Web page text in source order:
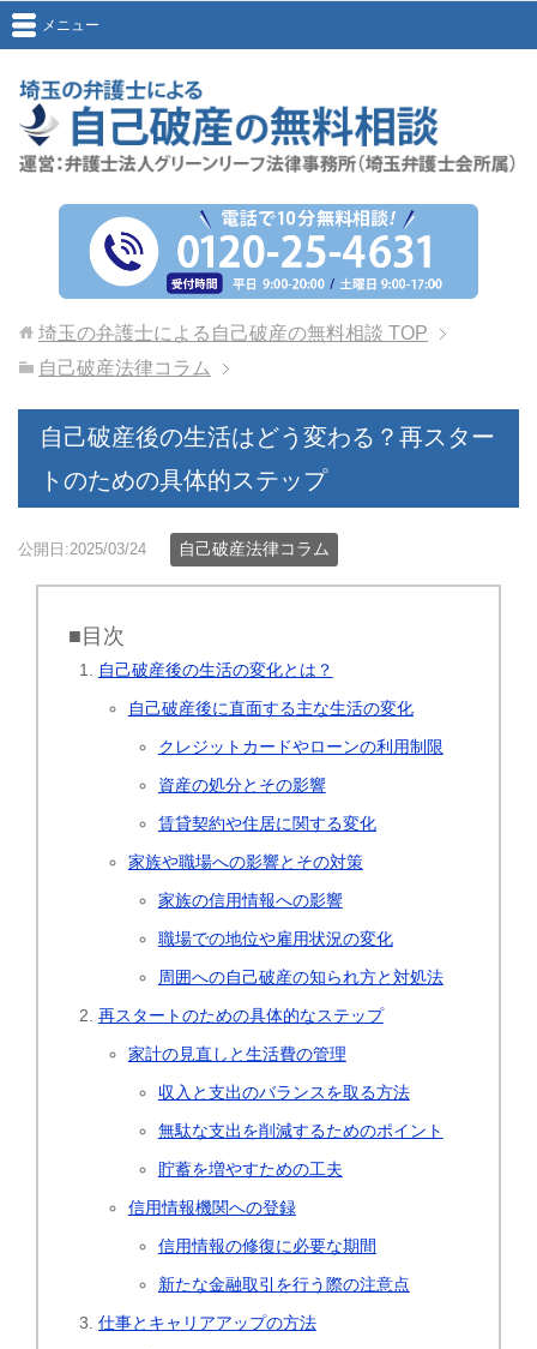
メニュー
埼玉の弁護士による自己破産の無料相談 TOP
自己破産法律コラム
自己破産後の生活はどう変わる？再スター
トのための具体的ステップ
公開日:2025/03/24 自己破産法律コラム
■目次
自己破産後の生活の変化とは？
自己破産後に直面する主な生活の変化
クレジットカードやローンの利用制限
資産の処分とその影響
賃貸契約や住居に関する変化
家族や職場への影響とその対策
家族の信用情報への影響
職場での地位や雇用状況の変化
周囲への自己破産の知られ方と対処法
再スタートのための具体的なステップ
家計の見直しと生活費の管理
収入と支出のバランスを取る方法
無駄な支出を削減するためのポイント
貯蓄を増やすための工夫
信用情報機関への登録
信用情報の修復に必要な期間
新たな金融取引を行う際の注意点
仕事とキャリアアップの方法